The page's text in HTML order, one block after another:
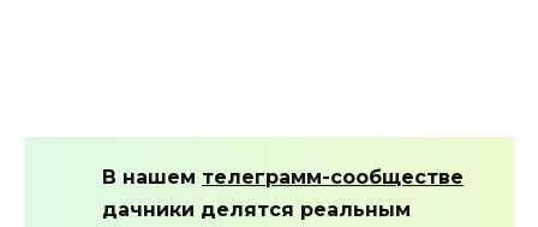
В нашем телеграмм-сообществе
дачники делятся реальным